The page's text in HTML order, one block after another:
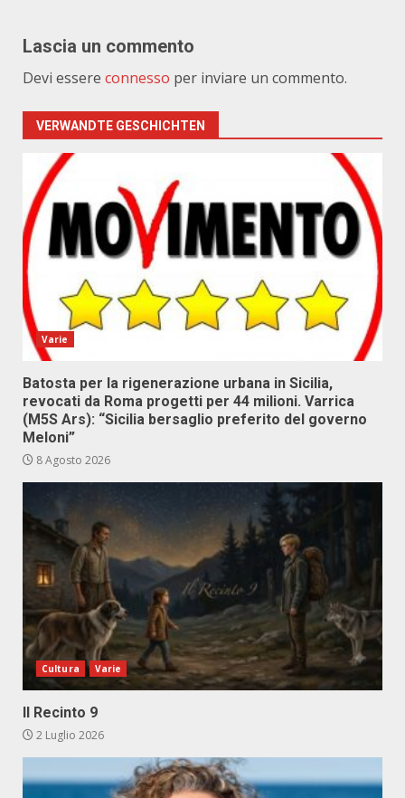
Lascia un commento
Devi essere connesso per inviare un commento.
VERWANDTE GESCHICHTEN
Varie
Batosta per la rigenerazione urbana in Sicilia,
revocati da Roma progetti per 44 milioni. Varrica
(M5S Ars): “Sicilia bersaglio preferito del governo
Meloni”
8 Agosto 2026
Cultura Varie
Il Recinto 9
2 Luglio 2026